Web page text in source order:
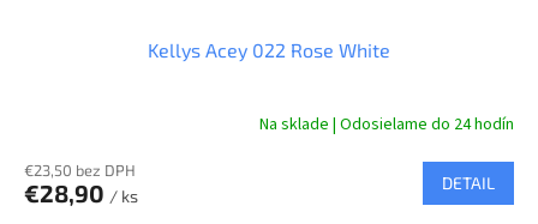
Kellys Acey 022 Rose White
Na sklade | Odosielame do 24 hodín
€23,50 bez DPH
€28,90 / ks
DETAIL